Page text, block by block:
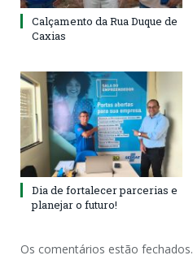
Calçamento da Rua Duque de
Caxias
Dia de fortalecer parcerias e
planejar o futuro!
Os comentários estão fechados.